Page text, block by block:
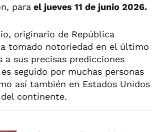
para el jueves 11 de junio 2026.
originario de República
tomado notoriedad en el último
a sus precisas predicciones
seguido por muchas personas
así también en Estados Unidos
continente.